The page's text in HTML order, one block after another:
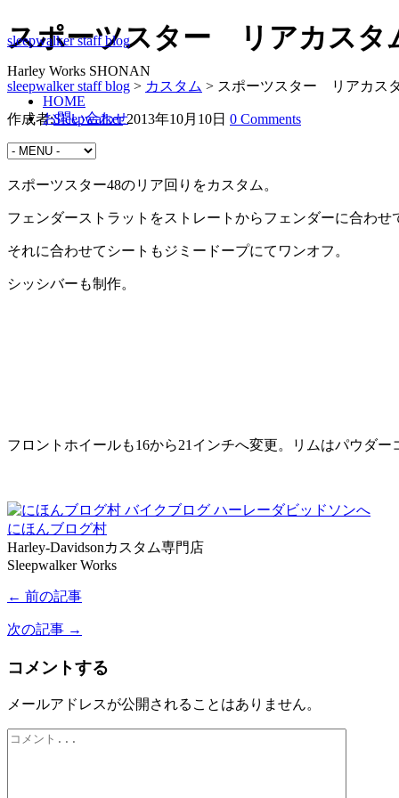
sleepwalker staff blog
Harley Works SHONAN
HOME
お問い合わせ
スポーツスター リアカスタ
sleepwalker staff blog > カスタム > スポーツスター リアカス
作成者:Sleepwalker 2013年10月10日 0 Comments
カスタム
スポーツスター48のリア回りをカスタム。
フェンダーストラットをストレートからフェンダーに合わせ
それに合わせてシートもジミードープにてワンオフ。
シッシバーも制作。
フロントホイールも16から21インチへ変更。リムはパウダー
にほんブログ村
Harley-Davidsonカスタム専門店
Sleepwalker Works
← 前の記事
次の記事 →
コメントする
メールアドレスが公開されることはありません。